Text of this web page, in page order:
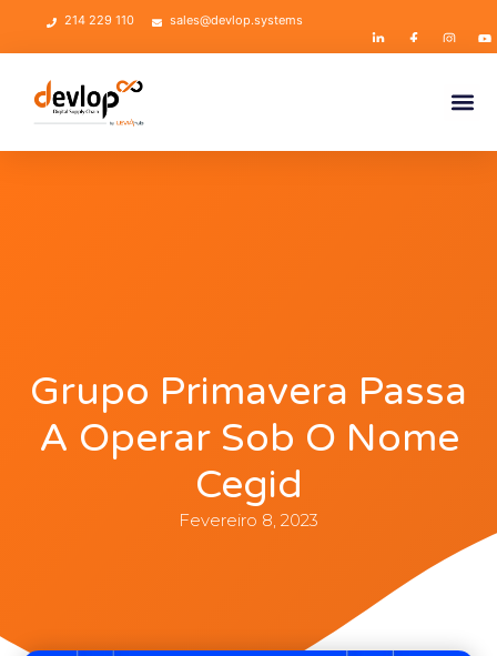
214 229 110 sales@devlop.systems
Grupo Primavera Passa
A Operar Sob O Nome
Cegid
Fevereiro 8, 2023